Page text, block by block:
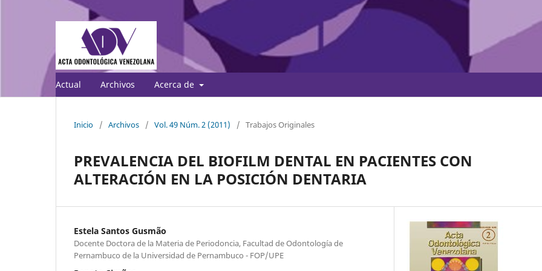
Actual Archivos Acerca de
Inicio / Archivos / Vol. 49 Núm. 2 (2011) / Trabajos Originales
PREVALENCIA DEL BIOFILM DENTAL EN PACIENTES CON
ALTERACIÓN EN LA POSICIÓN DENTARIA
Estela Santos Gusmão
Docente Doctora de la Materia de Periodoncia, Facultad de Odontología de
Pernambuco de la Universidad de Pernambuco - FOP/UPE